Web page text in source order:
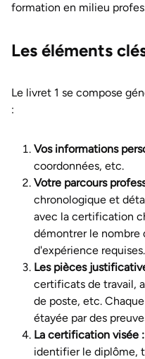
formation en milieu
Les éléments
Le livret 1 se compose
:
Vos informations
coordonnées, etc.
Votre parcours
chronologique et
avec la certification
démontrer le nombre
d'expérience requises.
Les pièces
certificats de travail,
de poste, etc.
étayée par des
La certification visée :
identifier le diplôme,